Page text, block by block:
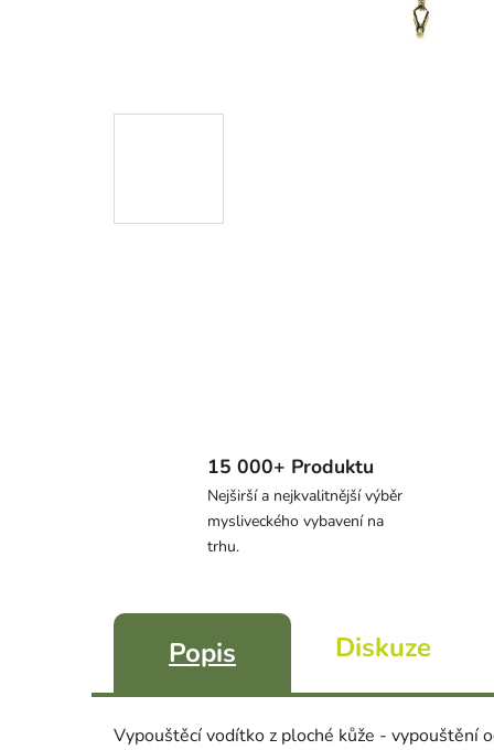
15 000+ Produktu
Nejširší a nejkvalitnější výběr
mysliveckého vybavení na
trhu.
Popis Diskuze
Vypouštěcí vodítko z ploché kůže - vypouštění